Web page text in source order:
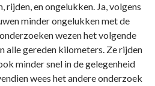
rijden, en ongelukken. Ja, volgens
minder ongelukken met de
wezen het volgende
alle gereden kilometers. Ze rijden
minder snel in de gelegenheid
wees het andere onderzoek